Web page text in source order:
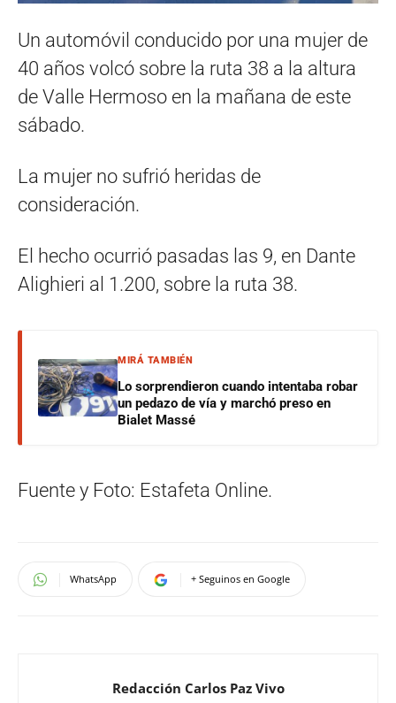
Un automóvil conducido por una mujer de
40 años volcó sobre la ruta 38 a la altura
de Valle Hermoso en la mañana de este
sábado.
La mujer no sufrió heridas de
consideración.
El hecho ocurrió pasadas las 9, en Dante
Alighieri al 1.200, sobre la ruta 38.
MIRÁ TAMBIÉN
Lo sorprendieron cuando intentaba robar
un pedazo de vía y marchó preso en
Bialet Massé
Fuente y Foto: Estafeta Online.
WhatsApp + Seguinos en Google
Redacción Carlos Paz Vivo